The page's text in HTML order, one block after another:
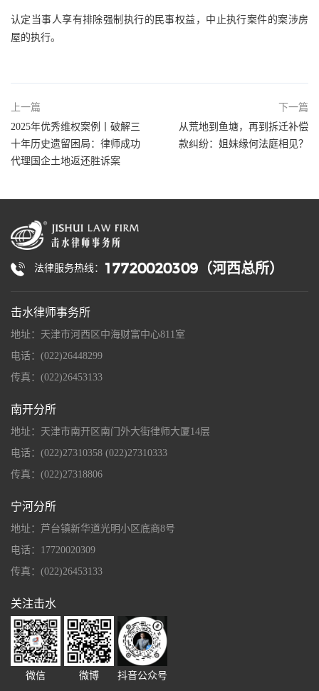
认定当事人享有排除强制执行的民事权益，中止执行案件的案涉房
屋的执行。
上一篇
2025年优秀维权案例丨破解三
十年历史遗留困局：律师成功
代理国企土地返还胜诉案
下一篇
从荒地到鱼塘，再到拆迁补偿
款纠纷：姐妹缘何法庭相见？
法律服务热线： 17720020309（河西总所）
击水律师事务所
地址：天津市河西区中海财富中心811室
电话：(022)26448299
传真：(022)26453133
南开分所
地址：天津市南开区南门外大街律师大厦14层
电话：(022)27310358 (022)27310333
传真：(022)27318806
宁河分所
地址：芦台镇新华道光明小区底商8号
电话：17720020309
传真：(022)26453133
关注击水
微信 微博 抖音公众号